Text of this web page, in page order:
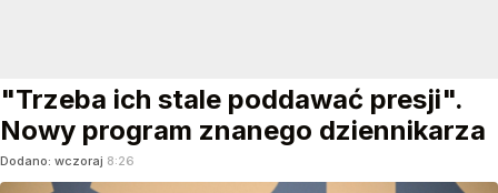
"Trzeba ich stale poddawać presji".
Nowy program znanego dziennikarza
Dodano: wczoraj 8:26